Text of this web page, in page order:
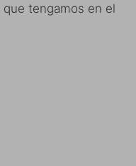
que tengamos en el